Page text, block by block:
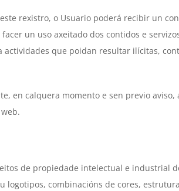
rexistro, o Usuario poderá recibir un
un uso axeitado dos contidos e servizos
actividades que poidan resultar ilícitas,
en calquera momento e sen previo
de propiedade intelectual e industrial
logotipos, combinacións de cores,